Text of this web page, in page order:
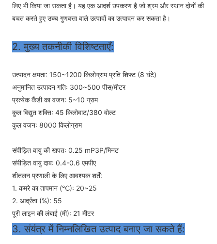
लिए भी किया जा सकता है। यह एक आदर्श उपकरण है जो श्रम और स्थान दोनों की
बचत करते हुए उच्च गुणवत्ता वाले उत्पादों का उत्पादन कर सकता है।
2. मुख्य तकनीकी विशिष्टताएँ:
उत्पादन क्षमता: 150~1200 किलोग्राम प्रति शिफ्ट (8 घंटे)
अनुमानित उत्पादन गति: 300~500 पीस/मीटर
प्रत्येक कैंडी का वजन: 5~10 ग्राम
कुल विद्युत शक्ति: 45 किलोवाट/380 वोल्ट
कुल वजन: 8000 किलोग्राम
संपीड़ित वायु की खपत: 0.25 mP3P/मिनट
संपीड़ित वायु दाब: 0.4-0.6 एमपीए
शीतलन प्रणाली के लिए आवश्यक शर्तें:
1. कमरे का तापमान (℃): 20~25
2. आर्द्रता (%): 55
पूरी लाइन की लंबाई (मी): 21 मीटर
3. संयंत्र में निम्नलिखित उत्पाद बनाए जा सकते हैं: